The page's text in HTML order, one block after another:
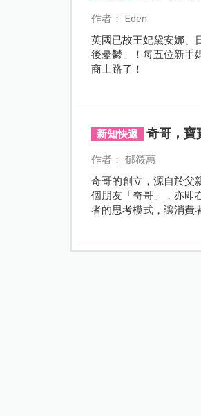
作者： Eden
英國已故王妃黛安娜、
後憂鬱」！每五位新手
商上路了！
新知快遞 奇哥，寶
作者： 郁筱惠
奇哥的創立，源自於父
個朋友「奇哥」，亦即
者的思考模式，讓消費